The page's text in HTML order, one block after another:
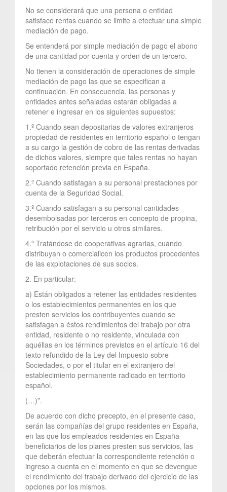
No se considerará que una persona o entidad
satisface rentas cuando se limite a efectuar una simple
mediación de pago.
Se entenderá por simple mediación de pago el abono
de una cantidad por cuenta y orden de un tercero.
No tienen la consideración de operaciones de simple
mediación de pago las que se especifican a
continuación. En consecuencia, las personas y
entidades antes señaladas estarán obligadas a
retener e ingresar en los siguientes supuestos:
1.º Cuando sean depositarias de valores extranjeros
propiedad de residentes en territorio español o tengan
a su cargo la gestión de cobro de las rentas derivadas
de dichos valores, siempre que tales rentas no hayan
soportado retención previa en España.
2.º Cuando satisfagan a su personal prestaciones por
cuenta de la Seguridad Social.
3.º Cuando satisfagan a su personal cantidades
desembolsadas por terceros en concepto de propina,
retribución por el servicio u otros similares.
4.º Tratándose de cooperativas agrarias, cuando
distribuyan o comercialicen los productos procedentes
de las explotaciones de sus socios.
2. En particular:
a) Están obligados a retener las entidades residentes
o los establecimientos permanentes en los que
presten servicios los contribuyentes cuando se
satisfagan a éstos rendimientos del trabajo por otra
entidad, residente o no residente, vinculada con
aquéllas en los términos previstos en el artículo 16 del
texto refundido de la Ley del Impuesto sobre
Sociedades, o por el titular en el extranjero del
establecimiento permanente radicado en territorio
español.
(…)”.
De acuerdo con dicho precepto, en el presente caso,
serán las compañías del grupo residentes en España,
en las que los empleados residentes en España
beneficiarios de los planes presten sus servicios, las
que deberán efectuar la correspondiente retención o
ingreso a cuenta en el momento en que se devengue
el rendimiento del trabajo derivado del ejercicio de las
opciones por los mismos.